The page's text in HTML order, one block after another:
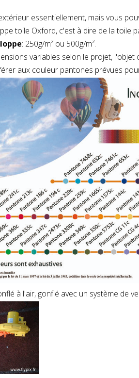
essentiellement, mais vous
toile Oxford, c'est à dire de la toile
: 250g/m² ou 500g/m².
variables selon le projet,
aux couleur pantones prévues
à l'air, gonflé avec un système de